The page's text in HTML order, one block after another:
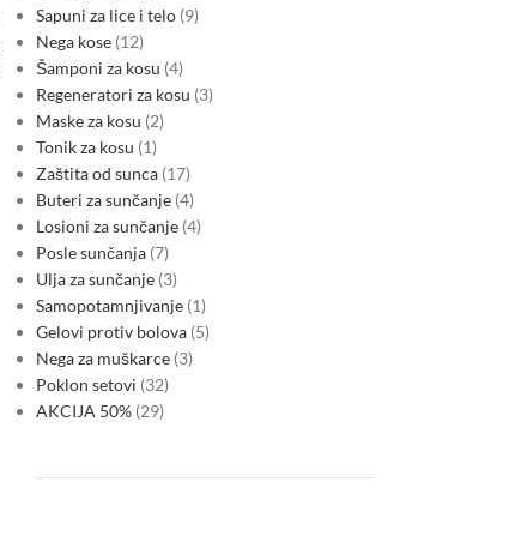
Serbia’s new macro cycle: energy
volatility, CBAM risk and sovereign
funding pressures reshape the
During CW21, Serbia’s inflation expectations, industrial
margins and financial stability became increasingly tied to
Sapuni za lice i telo 9
Nega kose 12
Šamponi za kosu 4
Regeneratori za kosu 3
Maske za kosu 2
Tonik za kosu 1
Zaštita od sunca 17
Buteri za sunčanje 4
Losioni za sunčanje 4
Posle sunčanja 7
Ulja za sunčanje 3
Samopotamnjivanje 1
Gelovi protiv bolova 5
Nega za muškarce 3
Poklon setovi 32
AKCIJA 50% 29